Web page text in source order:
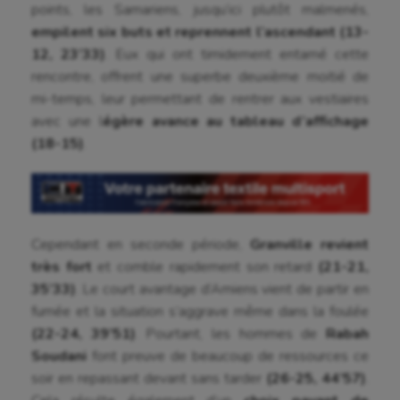
Canoë-kayak
Cerf Volant
Cheerleading
Course à pied
Cyclisme
Danse
Escalade
Escrime
Fitness
points, les Samariens, jusqu’ici plutôt malmenés,
empilent six buts et reprennent l’ascendant (13-
12, 23’33) . Eux qui ont timidement entamé cette
rencontre, offrent une superbe deuxième moitié de
mi-temps, leur permettant de rentrer aux vestiaires
avec une légère avance au tableau d’affichage
(18-15)
Cependant en seconde période, Granville revient
très fort et comble rapidement son retard (21-21,
35’33) . Le court avantage d’Amiens vient de partir en
fumée et la situation s’aggrave même dans la foulée
(22-24, 39’51) . Pourtant, les hommes de
Rabah
Soudani
font preuve de beaucoup de ressources ce
soir en repassant devant sans tarder (26-25, 44’57)